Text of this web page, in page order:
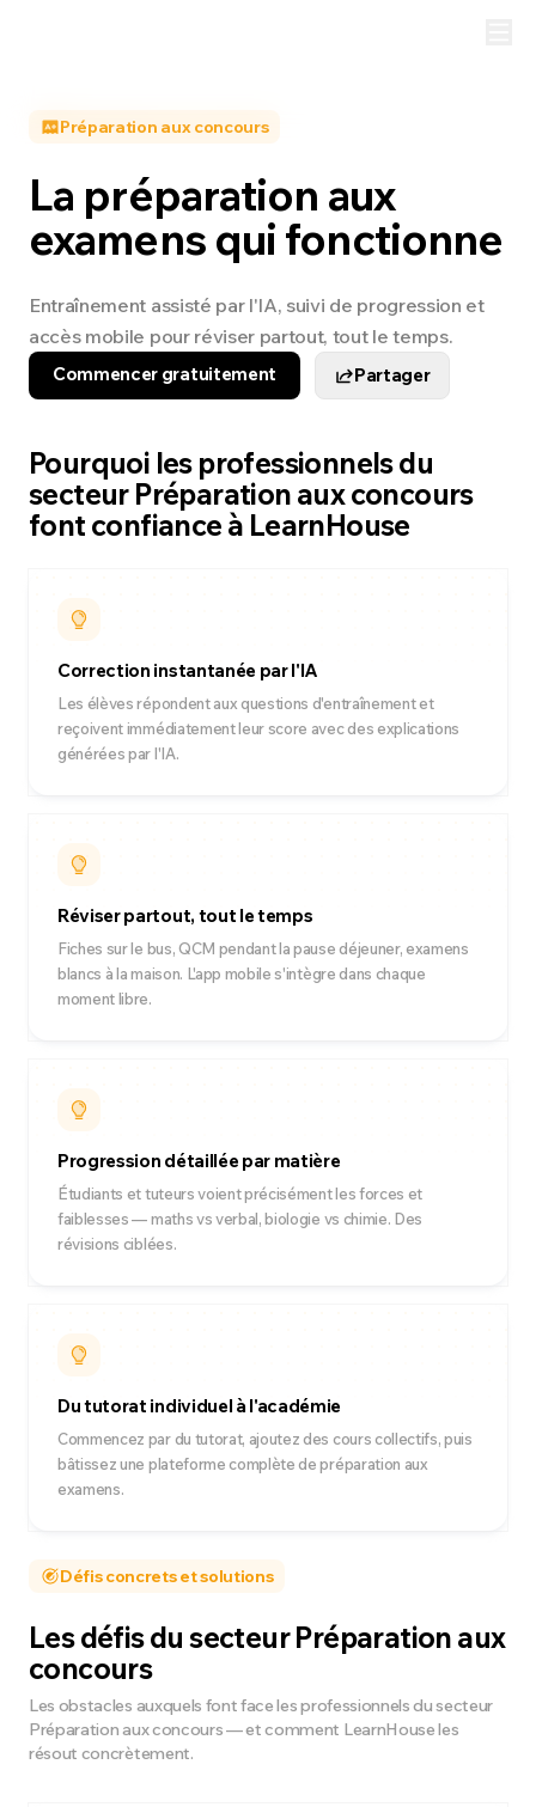
Préparation aux concours
La préparation aux
examens qui fonctionne
Entraînement assisté par l'IA, suivi de progression et
accès mobile pour réviser partout, tout le temps.
Commencer gratuitement Partager
Pourquoi les professionnels du
secteur Préparation aux concours
font confiance à LearnHouse
Correction instantanée par l'IA
Les élèves répondent aux questions d'entraînement et
reçoivent immédiatement leur score avec des explications
générées par l'IA.
Réviser partout, tout le temps
Fiches sur le bus, QCM pendant la pause déjeuner, examens
blancs à la maison. L'app mobile s'intègre dans chaque
moment libre.
Progression détaillée par matière
Étudiants et tuteurs voient précisément les forces et
faiblesses — maths vs verbal, biologie vs chimie. Des
révisions ciblées.
Du tutorat individuel à l'académie
Commencez par du tutorat, ajoutez des cours collectifs, puis
bâtissez une plateforme complète de préparation aux
examens.
Défis concrets et solutions
Les défis du secteur Préparation aux
concours
Les obstacles auxquels font face les professionnels du secteur
Préparation aux concours — et comment LearnHouse les
résout concrètement.